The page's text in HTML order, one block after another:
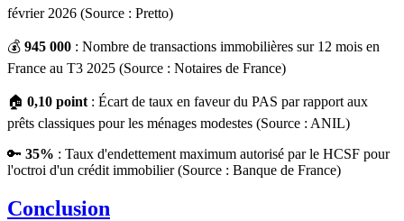
février 2026 (Source : Pretto)
💰 945 000 : Nombre de transactions immobilières sur 12 mois en
France au T3 2025 (Source : Notaires de France)
🏠 0,10 point : Écart de taux en faveur du PAS par rapport aux
prêts classiques pour les ménages modestes (Source : ANIL)
🔑 35% : Taux d'endettement maximum autorisé par le HCSF pour
l'octroi d'un crédit immobilier (Source : Banque de France)
Conclusion